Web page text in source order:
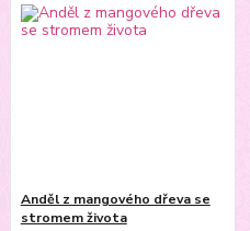
Anděl z mangového dřeva se
stromem života